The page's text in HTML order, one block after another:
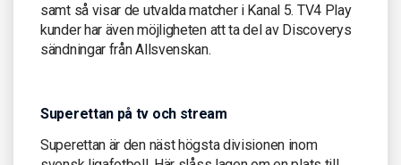
samt så visar de utvalda matcher i Kanal 5. TV4 Play
kunder har även möjligheten att ta del av Discoverys
sändningar från Allsvenskan.
Superettan på tv och stream
Superettan är den näst högsta divisionen inom